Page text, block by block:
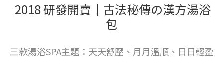
2018 研發開賣｜古法秘傳の漢方湯浴
包
三款湯浴SPA主題：天天舒壓、月月溫順、日日輕盈